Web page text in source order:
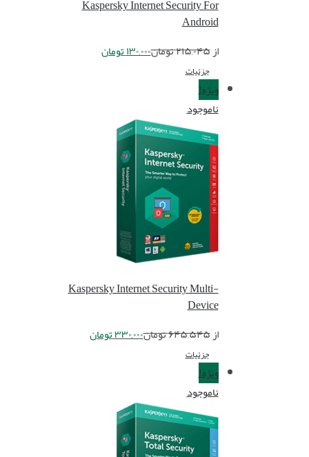
Kaspersky Internet Security For
Android
از۲۱۵,۰۴۵تومان۱۳۰,۰۰۰تومان
جزئیات
ویژه!
ناموجود
Kaspersky Internet Security Multi-
Device
از۶۴۵,۵۴۵تومان۳۳۰,۰۰۰تومان
جزئیات
ویژه!
ناموجود